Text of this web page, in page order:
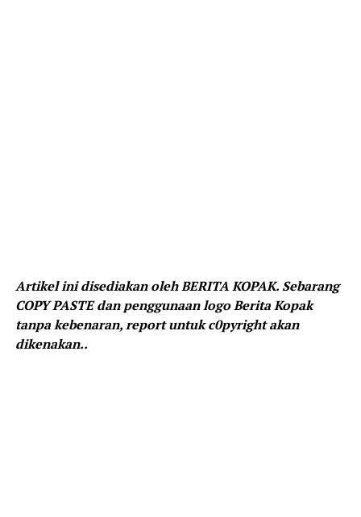
Artikel ini disediakan oleh BERITA KOPAK. Sebarang
COPY PASTE dan penggunaan logo Berita Kopak
tanpa kebenaran, report untuk c0pyright akan
dikenakan..